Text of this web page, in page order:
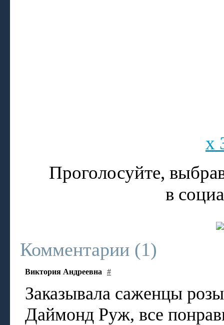
x
Проголосуйте,
в
Комментарии (1)
Виктория Андреевна #
Заказывала саженцы
Даймонд Руж, все